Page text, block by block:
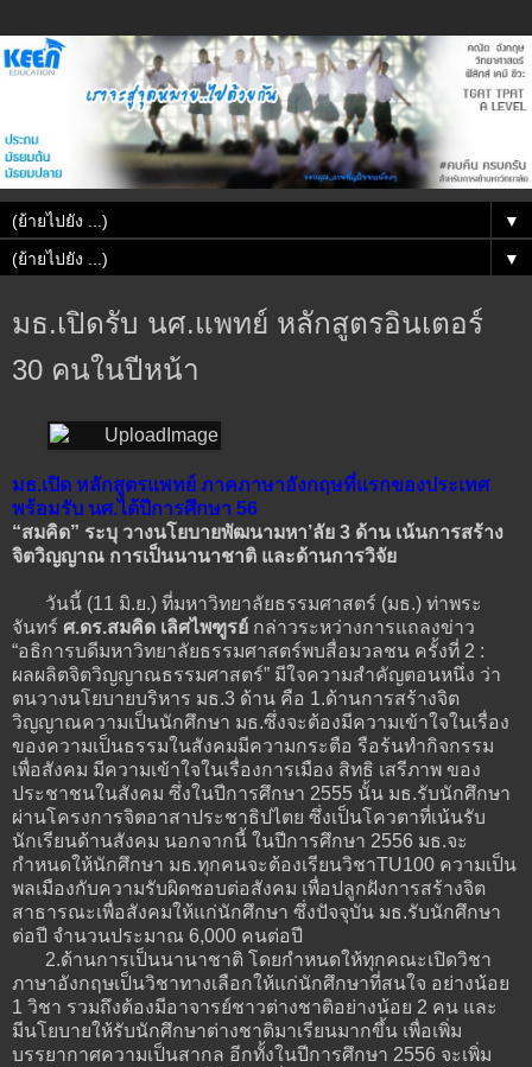
▼
▼
มธ.เปิดรับ นศ.แพทย์ หลักสูตรอินเตอร์
30 คนในปีหน้า
มธ.เปิด หลักสูตรแพทย์ ภาคภาษาอังกฤษที่แรกของประเทศ
พร้อมรับ นศ.ได้ปีการศึกษา 56
“สมคิด” ระบุ วางนโยบายพัฒนามหา’ลัย 3 ด้าน เน้นการสร้าง
จิตวิญญาณ การเป็นนานาชาติ และด้านการวิจัย
วันนี้ (11 มิ.ย.) ที่มหาวิทยาลัยธรรมศาสตร์ (มธ.) ท่าพระ
จันทร์ ศ.ดร.สมคิด เลิศไพฑูรย์ กล่าวระหว่างการแถลงข่าว
“อธิการบดีมหาวิทยาลัยธรรมศาสตร์พบสื่อมวลชน ครั้งที่ 2 :
ผลผลิตจิตวิญญาณธรรมศาสตร์” มีใจความสำคัญตอนหนึ่ง ว่า
ตนวางนโยบายบริหาร มธ.3 ด้าน คือ 1.ด้านการสร้างจิต
วิญญาณความเป็นนักศึกษา มธ.ซึ่งจะต้องมีความเข้าใจในเรื่อง
ของความเป็นธรรมในสังคมมีความกระตือ รือร้นทำกิจกรรม
เพื่อสังคม มีความเข้าใจในเรื่องการเมือง สิทธิ เสรีภาพ ของ
ประชาชนในสังคม ซึ่งในปีการศึกษา 2555 นั้น มธ.รับนักศึกษา
ผ่านโครงการจิตอาสาประชาธิปไตย ซึ่งเป็นโควตาที่เน้นรับ
นักเรียนด้านสังคม นอกจากนี้ ในปีการศึกษา 2556 มธ.จะ
กำหนดให้นักศึกษา มธ.ทุกคนจะต้องเรียนวิชาTU100 ความเป็น
พลเมืองกับความรับผิดชอบต่อสังคม เพื่อปลูกฝังการสร้างจิต
สาธารณะเพื่อสังคมให้แก่นักศึกษา ซึ่งปัจจุบัน มธ.รับนักศึกษา
ต่อปี จำนวนประมาณ 6,000 คนต่อปี
2.ด้านการเป็นนานาชาติ โดยกำหนดให้ทุกคณะเปิดวิชา
ภาษาอังกฤษเป็นวิชาทางเลือกให้แก่นักศึกษาที่สนใจ อย่างน้อย
1 วิชา รวมถึงต้องมีอาจารย์ชาวต่างชาติอย่างน้อย 2 คน และ
มีนโยบายให้รับนักศึกษาต่างชาติมาเรียนมากขึ้น เพื่อเพิ่ม
บรรยากาศความเป็นสากล อีกทั้งในปีการศึกษา 2556 จะเพิ่ม